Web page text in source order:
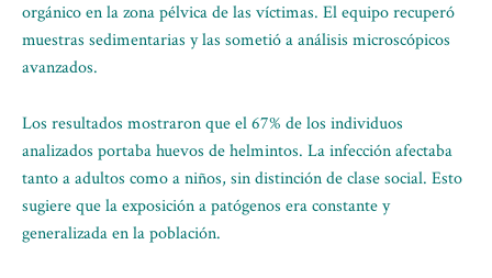
orgánico en la zona pélvica de las víctimas. El equipo recuperó
muestras sedimentarias y las sometió a análisis microscópicos
avanzados.
Los resultados mostraron que el 67% de los individuos
analizados portaba huevos de helmintos. La infección afectaba
tanto a adultos como a niños, sin distinción de clase social. Esto
sugiere que la exposición a patógenos era constante y
generalizada en la población.